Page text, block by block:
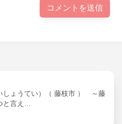
しょうてい）（ 藤枝市 ） ～藤
と言え…